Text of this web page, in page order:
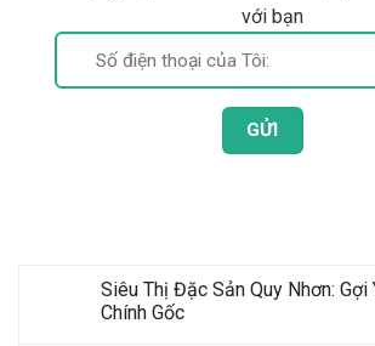
với bạn
Siêu Thị Đặc Sản Quy Nhơn:
Chính Gốc